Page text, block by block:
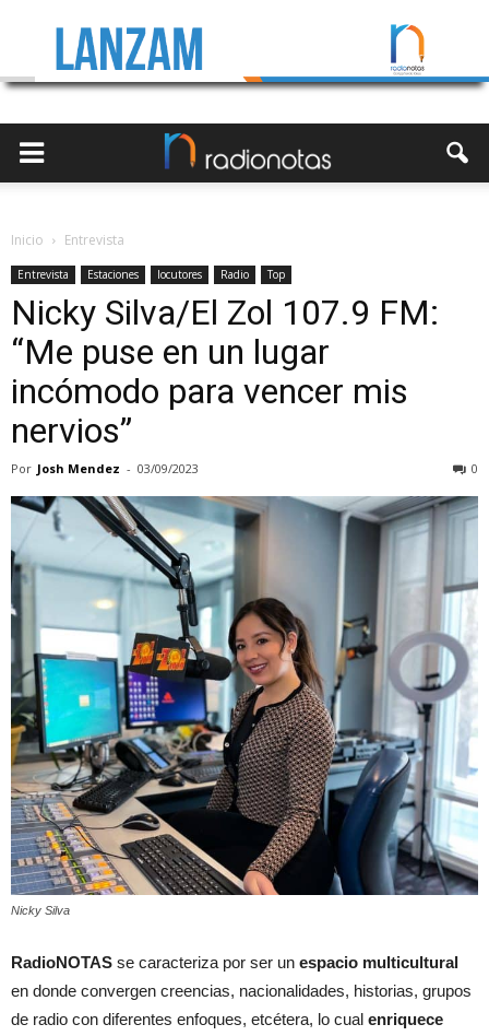
Inicio Entrevista
Entrevista Estaciones locutores Radio Top
Nicky Silva/El Zol 107.9 FM:
“Me puse en un lugar
incómodo para vencer mis
nervios”
Por Josh Mendez - 03/09/2023 0
Nicky Silva
RadioNOTAS se caracteriza por ser un espacio multicultural
en donde convergen creencias, nacionalidades, historias, grupos
de radio con diferentes enfoques, etcétera, lo cual enriquece